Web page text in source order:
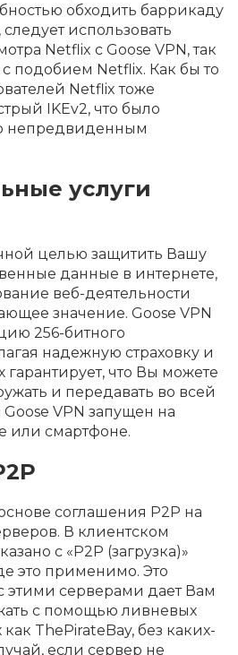
обходить баррикаду
использовать
Netflix с Goose VPN, так
подобием Netflix. Как бы то
Netflix тоже
IKEv2, что было
непредвиденным
услуги
целью защитить Вашу
данные в интернете,
веб-деятельности
значение. Goose VPN
256-битного
надежную страховку и
что Вы можете
и передавать во всей
Goose VPN запущен на
или смартфоне.
соглашения P2P на
В клиентском
с «P2P (загрузка)»
это применимо. Это
этими серверами дает Вам
с помощью ливневых
ThePirateBay, без каких-
если сервер не